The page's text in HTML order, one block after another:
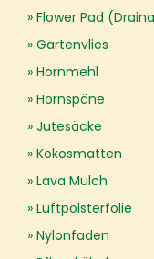
Flower Pad
Gartenvlies
Hornmehl
Hornspäne
Jutesäcke
Kokosmatten
Lava Mulch
Luftpolsterfolie
Nylonfaden